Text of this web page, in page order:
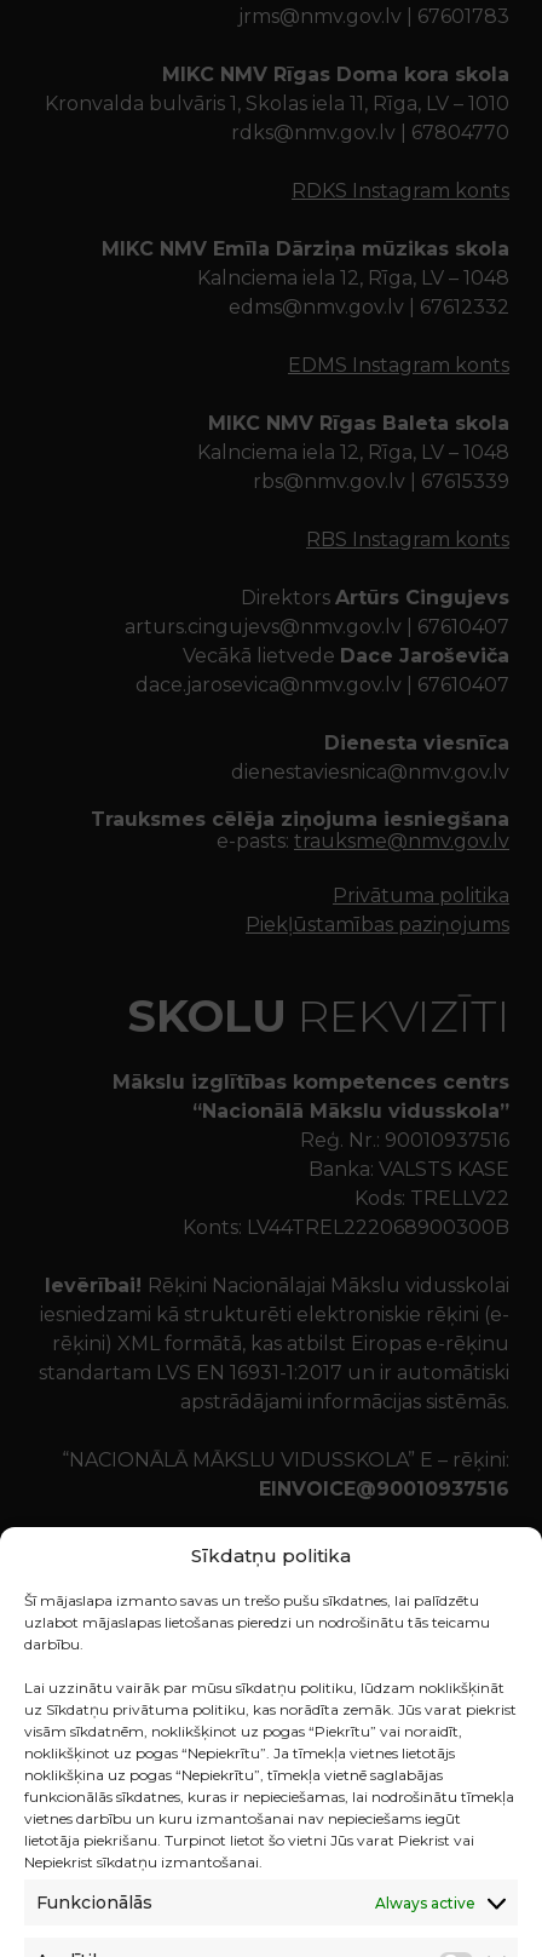
Sīkdatņu politika
Šī mājaslapa izmanto savas un trešo pušu sīkdatnes, lai palīdzētu
uzlabot mājaslapas lietošanas pieredzi un nodrošinātu tās teicamu
darbību.
Lai uzzinātu vairāk par mūsu sīkdatņu politiku, lūdzam noklikšķināt
uz Sīkdatņu privātuma politiku, kas norādīta zemāk. Jūs varat piekrist
visām sīkdatnēm, noklikšķinot uz pogas “Piekrītu” vai noraidīt,
noklikšķinot uz pogas “Nepiekrītu”. Ja tīmekļa vietnes lietotājs
noklikšķina uz pogas “Nepiekrītu”, tīmekļa vietnē saglabājas
funkcionālās sīkdatnes, kuras ir nepieciešamas, lai nodrošinātu tīmekļa
vietnes darbību un kuru izmantošanai nav nepieciešams iegūt
lietotāja piekrišanu. Turpinot lietot šo vietni Jūs varat Piekrist vai
Nepiekrist sīkdatņu izmantošanai.
Funkcionālās Always active
jrms@nmv.gov.lv | 67601783
MIKC NMV Rīgas Doma kora skola
Kronvalda bulvāris 1, Skolas iela 11, Rīga, LV – 1010
rdks@nmv.gov.lv | 67804770
RDKS Instagram konts
MIKC NMV Emīla Dārziņa mūzikas skola
Kalnciema iela 12, Rīga, LV – 1048
edms@nmv.gov.lv | 67612332
EDMS Instagram konts
MIKC NMV Rīgas Baleta skola
Kalnciema iela 12, Rīga, LV – 1048
rbs@nmv.gov.lv | 67615339
RBS Instagram konts
Direktors Artūrs Cingujevs
arturs.cingujevs@nmv.gov.lv | 67610407
Vecākā lietvede Dace Jaroševiča
dace.jarosevica@nmv.gov.lv | 67610407
Dienesta viesnīca
dienestaviesnica@nmv.gov.lv
Trauksmes cēlēja ziņojuma iesniegšana
e-pasts: trauksme@nmv.gov.lv
Privātuma politika
Piekļūstamības paziņojums
SKOLU REKVIZĪTI
Mākslu izglītības kompetences centrs
“Nacionālā Mākslu vidusskola”
Reģ. Nr.: 90010937516
Banka: VALSTS KASE
Kods: TRELLV22
Konts: LV44TREL222068900300B
Ievērībai! Rēķini Nacionālajai Mākslu vidusskolai
iesniedzami kā strukturēti elektroniskie rēķini (e-
rēķini) XML formātā, kas atbilst Eiropas e-rēķinu
standartam LVS EN 16931-1:2017 un ir automātiski
apstrādājami informācijas sistēmās.
“NACIONĀLĀ MĀKSLU VIDUSSKOLA” E – rēķini:
EINVOICE@90010937516
Ziedojumu konts
90010937516
Kalnciema iela 12, Rīga, LV-1048
BANKA: VALSTS KASE
KODS: TRELLV22
KONTS: LV07TREL722068900400B
MIKC NMV struktūrvienības: